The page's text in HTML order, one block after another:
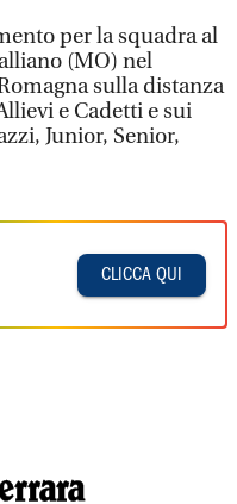
per la squadra al
(MO) nel
sulla distanza
e Cadetti e sui
Junior, Senior,
CLICCA QUI